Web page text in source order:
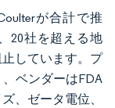
が合計で推
20社を超える地
しています。プ
ベンダーはFDA
、ゼータ電位、